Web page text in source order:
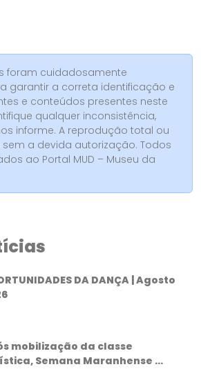
foram cuidadosamente
garantir a correta identificação e
e conteúdos presentes neste
qualquer inconsistência,
informe. A reprodução total ou
a devida autorização. Todos
ao Portal MUD – Museu da
DA DANÇA | Agosto
mobilização da classe
Semana Maranhense ...